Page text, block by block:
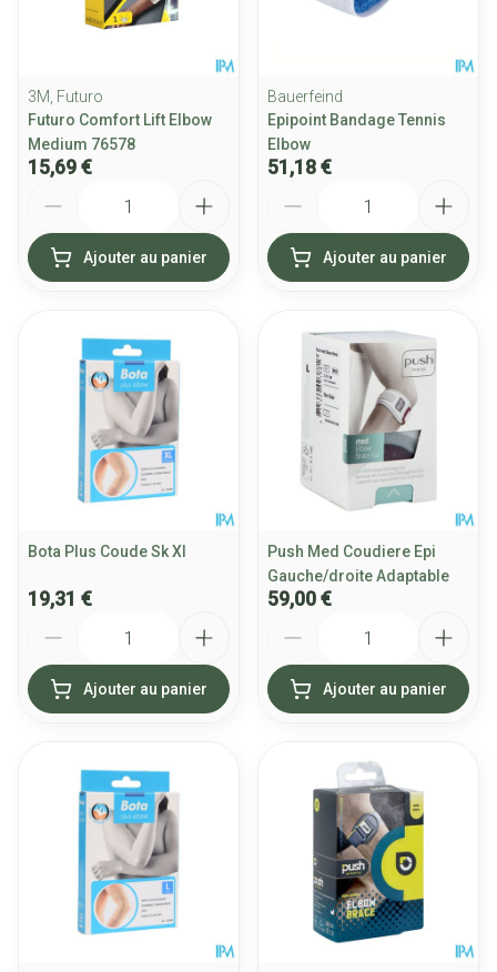
3M, Futuro
Futuro Comfort Lift Elbow
Medium 76578
15,69 €
Ajouter au panier
Bauerfeind
Epipoint Bandage Tennis
Elbow
51,18 €
Ajouter au panier
Bota Plus Coude Sk Xl
19,31 €
Ajouter au panier
Push Med Coudiere Epi
Gauche/droite Adaptable
59,00 €
Ajouter au panier